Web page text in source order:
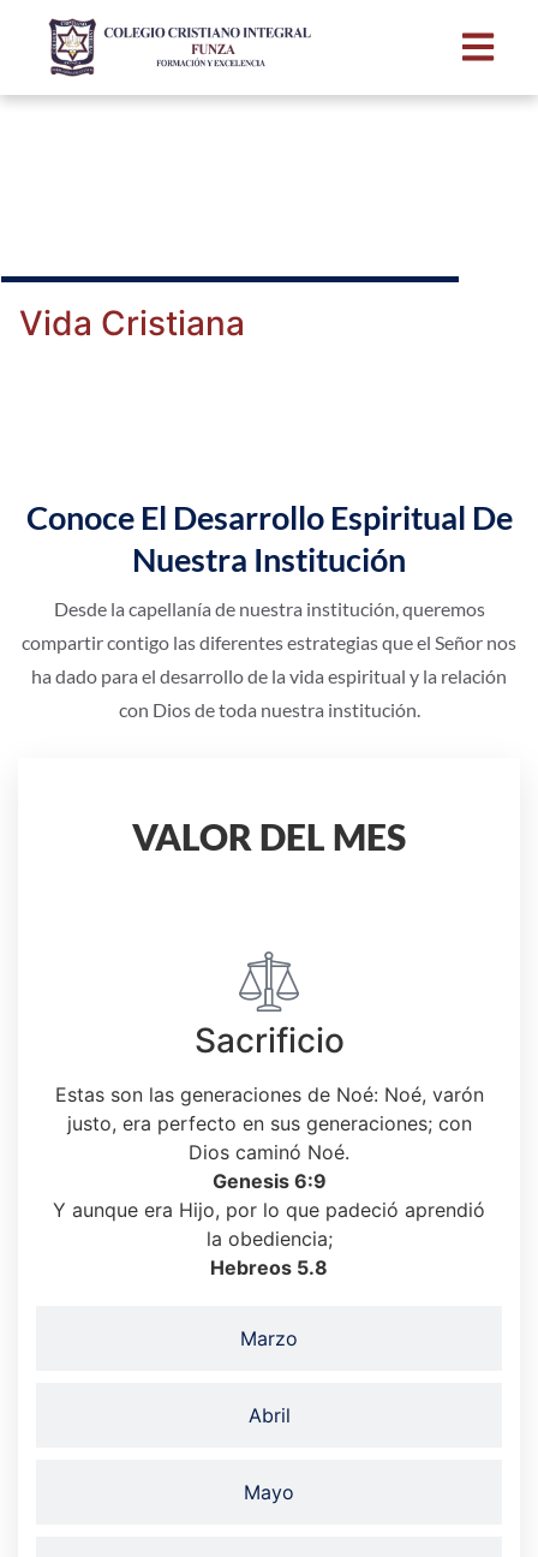
Vida Cristiana
Conoce El Desarrollo Espiritual De
Nuestra Institución
Desde la capellanía de nuestra institución, queremos
compartir contigo las diferentes estrategias que el Señor nos
ha dado para el desarrollo de la vida espiritual y la relación
con Dios de toda nuestra institución.
VALOR DEL MES
Marzo
Abril
Mayo
Sacrificio
Estas son las generaciones de Noé: Noé, varón
justo, era perfecto en sus generaciones; con
Dios caminó Noé.
Genesis 6:9
Y aunque era Hijo, por lo que padeció aprendió
la obediencia;
Hebreos 5.8